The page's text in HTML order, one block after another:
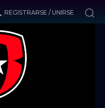
REGISTRARSE / UNIRSE